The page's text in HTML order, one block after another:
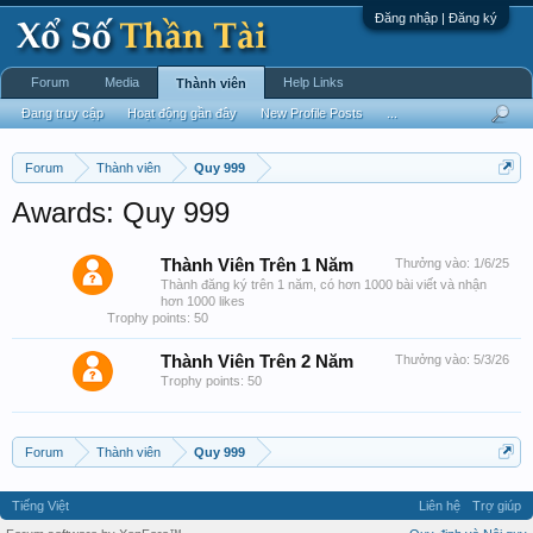
Đăng nhập | Đăng ký
Forum Thành viên Quy 999
Awards: Quy 999
Thưởng vào: 1/6/25
Thành Viên Trên 1 Năm
Thành đăng ký trên 1 năm, có hơn 1000 bài viết và nhận
hơn 1000 likes
Trophy points: 50
Thưởng vào: 5/3/26
Thành Viên Trên 2 Năm
Trophy points: 50
Forum Thành viên Quy 999
Forum Media Thành viên
Đang truy cập Hoạt động gần đây New Profile Posts
Help Links
Tiếng Việt Liên hệ
Trợ giúp